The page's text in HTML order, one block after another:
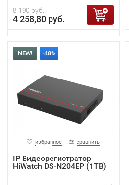
8 190 руб.
4 258,80 руб.
NEW! -48%
избранное сравнить
IP Видеорегистратор
HiWatch DS-N204EP (1TB)